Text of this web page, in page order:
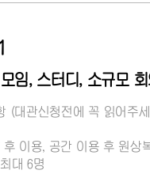
임, 스터디, 소규모
(대관신청전에 꼭 읽어주
이용, 공간 이용 후 원상
대 6명